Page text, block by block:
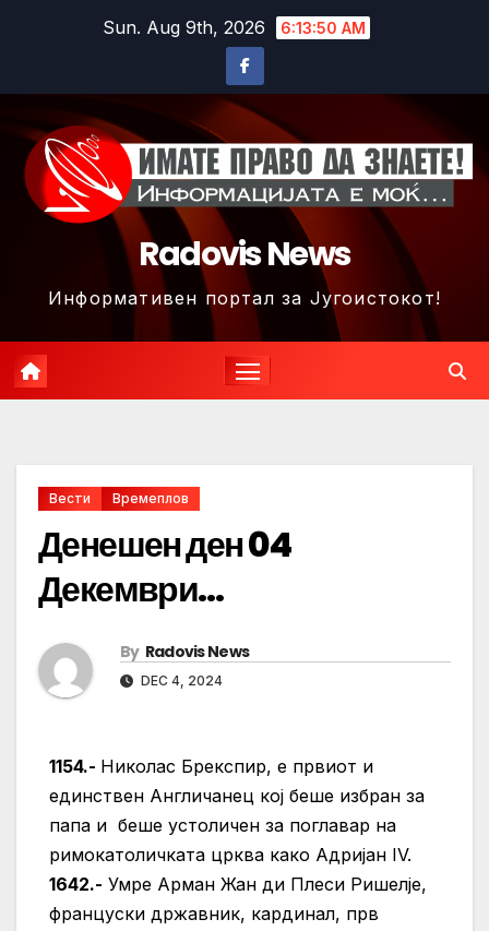
Sun. Aug 9th, 2026 6:13:53 AM
Radovis News
Информативен портал за Југоистокот!
Вести Времеплов
Денешен ден 04
Декември…
By Radovis News
DEC 4, 2024
1154.- Николас Брекспир, е првиот и
единствен Англичанец кој беше избран за
папа и беше устоличен за поглавар на
римокатоличката црква како Адријан IV.
1642.- Умре Арман Жан ди Плеси Ришелје,
француски државник, кардинал, прв